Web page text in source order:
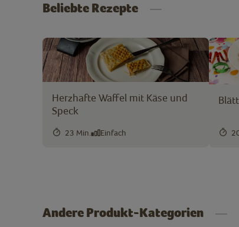
Beliebte Rezepte
Herzhafte Waffel mit Käse und
Speck
23 Min. Einfach
Andere Produkt-Kategorien